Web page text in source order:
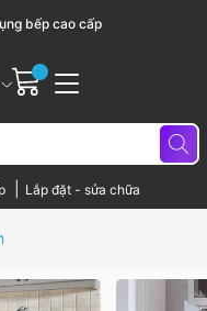
bếp cao cấp
Lắp đặt - sửa chữa